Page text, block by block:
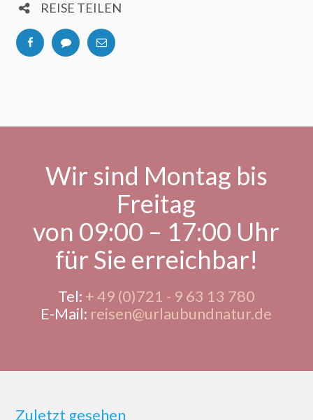
REISE TEILEN
Wir sind Montag bis
Freitag
von 09:00 – 17:00 Uhr
für Sie erreichbar!
Tel: + 49 (0)721 - 9 63 13 780
E-Mail: reisen@urlaubundnatur.de
Zuletzt gesehen